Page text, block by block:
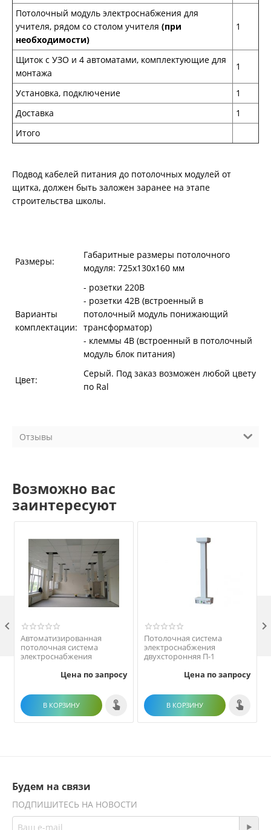
Потолочный модуль электроснабжения для
учителя, рядом со столом учителя (при
необходимости)
1
Щиток с УЗО и 4 автоматами, комплектующие для
монтажа
1
Установка, подключение
1
Доставка
1
Итого
Подвод кабелей питания до потолочных модулей от
щитка, должен быть заложен заранее на этапе
строительства школы.
Размеры:
Габаритные размеры потолочного
модуля: 725х130х160 мм
Варианты
комплектации:
- розетки 220В
- розетки 42В (встроенный в
потолочный модуль понижающий
трансформатор)
- клеммы 4В (встроенный в потолочный
модуль блок питания)
Цвет:
Серый. Под заказ возможен любой цвету
по Ral
Отзывы
Возможно вас
заинтересуют
Автоматизированная
потолочная система
электроснабжения
Цена по запросу
В КОРЗИНУ
Потолочная система
электроснабжения
двухсторонняя П-1
Цена по запросу
В КОРЗИНУ
 
Будем на связи
ПОДПИШИТЕСЬ НА НОВОСТИ